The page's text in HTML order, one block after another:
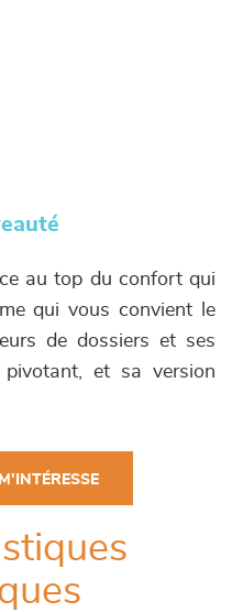
au top du confort qui
qui vous convient le
de dossiers et ses
et sa version